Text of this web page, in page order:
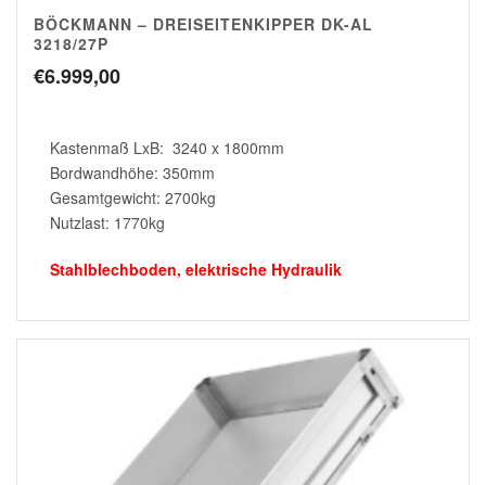
BÖCKMANN – DREISEITENKIPPER DK-AL
3218/27P
€6.999,00
Kastenmaß LxB: 3240 x 1800mm
Bordwandhöhe: 350mm
Gesamtgewicht: 2700kg
Nutzlast: 1770kg
Stahlblechboden, elektrische Hydraulik